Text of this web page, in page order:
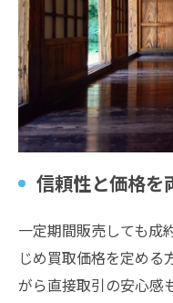
信頼性と価格を
一定期間販売しても成
じめ買取価格を定める
がら直接取引の安心感